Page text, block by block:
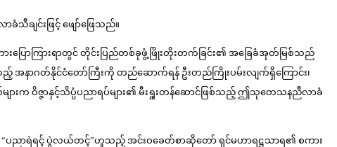
သီချင်းဖြင့် ဖျော်ဖြေသည်။
ပြောကြားရာတွင် တိုင်းပြည်တစ်ခုဖွံ့ဖြိုးတိုးတက်ခြင်း၏ အခြေခံအုတ်မြစ်သည်
သည့် အနာဂတ်နိုင်ငံတော်ကြီးကို တည်ဆောက်ရန် ဦးတည်ကြိုးပမ်းလျက်ရှိကြောင်း၊
များက ဝိဇ္ဇာနှင့်သိပ္ပံပညာရပ်များ၏ မီးရှူးတန်ဆောင်ဖြစ်သည့် ဤသုတေသနညီလာခံ
ပညာရဲရင့် ပွဲလယ်တင့်”ဟူသည့် အင်းဝခေတ်စာဆိုတော် ရှင်မဟာရဋ္ဌသာရ၏ စကား